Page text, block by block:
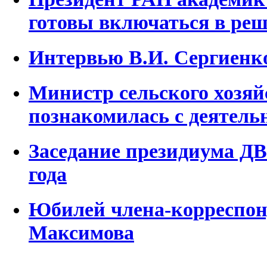
готовы включаться в
Интервью В.И.
Министр сельского
познакомилась с
Заседание президиума
года
Юбилей члена-
Максимова